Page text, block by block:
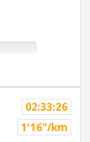
02:33:26
1'16"/km